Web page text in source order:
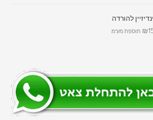
להורדה
₪ תוספת מע"מ